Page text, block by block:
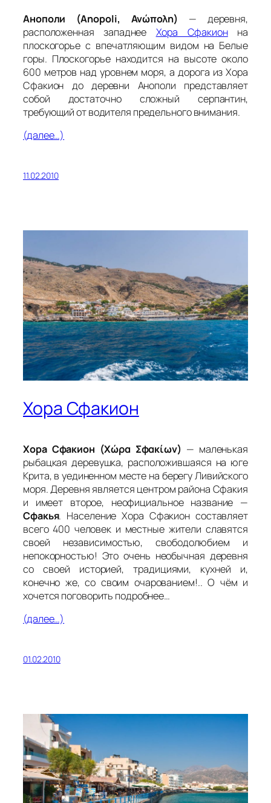
Анополи (Anopoli, Ανώπολη) — деревня,
расположенная западнее Хора Сфакионна
плоскогорье с впечатляющим видом на Белые
горы. Плоскогорье находится на высоте около
600 метров над уровнем моря, а дорога из Хора
Сфакион до деревни Анополи представляет
собой достаточно сложный серпантин,
требующий от водителя предельного внимания.
(далее…)
11.02.2010
Хора Сфакион
Хора Сфакион (Χώρα Σφακίων) — маленькая
рыбацкая деревушка, расположившаяся на юге
Крита, в уединенном месте на берегу Ливийского
моря. Деревня является центром района Сфакия
и имеет второе, неофициальное название —
Сфакья. Население Хора Сфакион составляет
всего 400 человек и местные жители славятся
своей независимостью, свободолюбием и
непокорностью! Это очень необычная деревня
со своей историей, традициями, кухней и,
конечно же, со своим очарованием!.. О чём и
хочется поговорить подробнее…
(далее…)
01.02.2010